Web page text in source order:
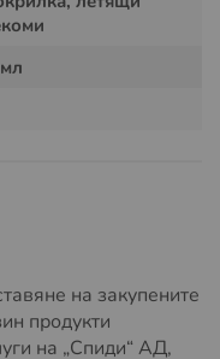
на закупените
продукти
на „Спиди“ АД,